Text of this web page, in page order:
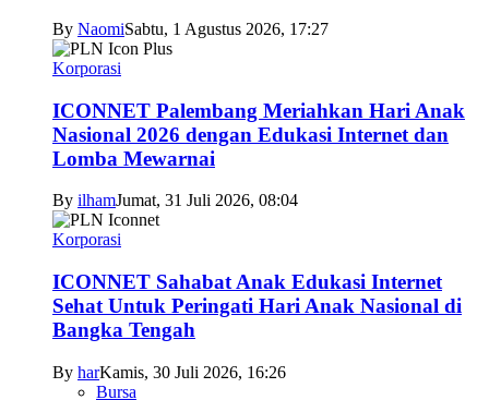
By NaomiSabtu, 1 Agustus 2026, 17:27
Korporasi
ICONNET Palembang Meriahkan Hari Anak
Nasional 2026 dengan Edukasi Internet dan
Lomba Mewarnai
By ilhamJumat, 31 Juli 2026, 08:04
Korporasi
ICONNET Sahabat Anak Edukasi Internet
Sehat Untuk Peringati Hari Anak Nasional di
Bangka Tengah
By harKamis, 30 Juli 2026, 16:26
Bursa